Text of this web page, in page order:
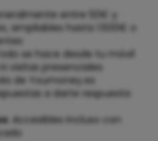
entre 50€ y
ampliables hasta 1.500€ o
se hace desde tu móvil
visitas presenciales
de Youmoney.es
a darte respuesta
: Accesibles incluso con